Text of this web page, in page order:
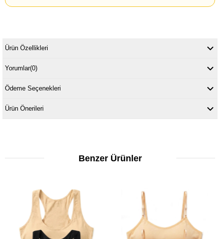
Ürün Özellikleri
Yorumlar(0)
Ödeme Seçenekleri
Ürün Önerileri
Benzer Ürünler